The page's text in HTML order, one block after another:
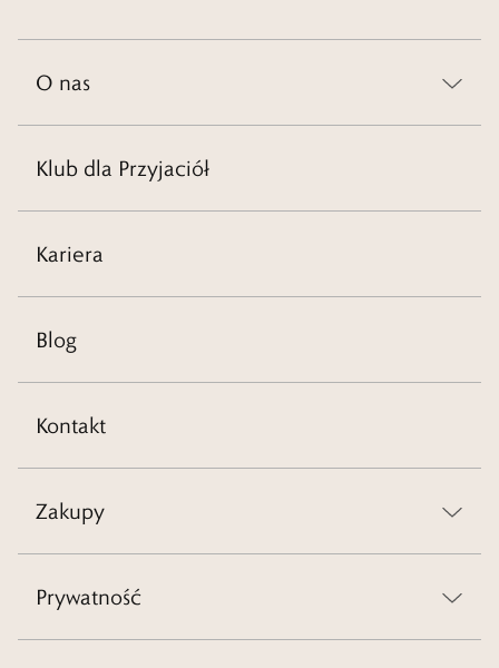
O nas
Klub dla Przyjaciół
Kariera
Blog
Kontakt
Zakupy
Prywatność